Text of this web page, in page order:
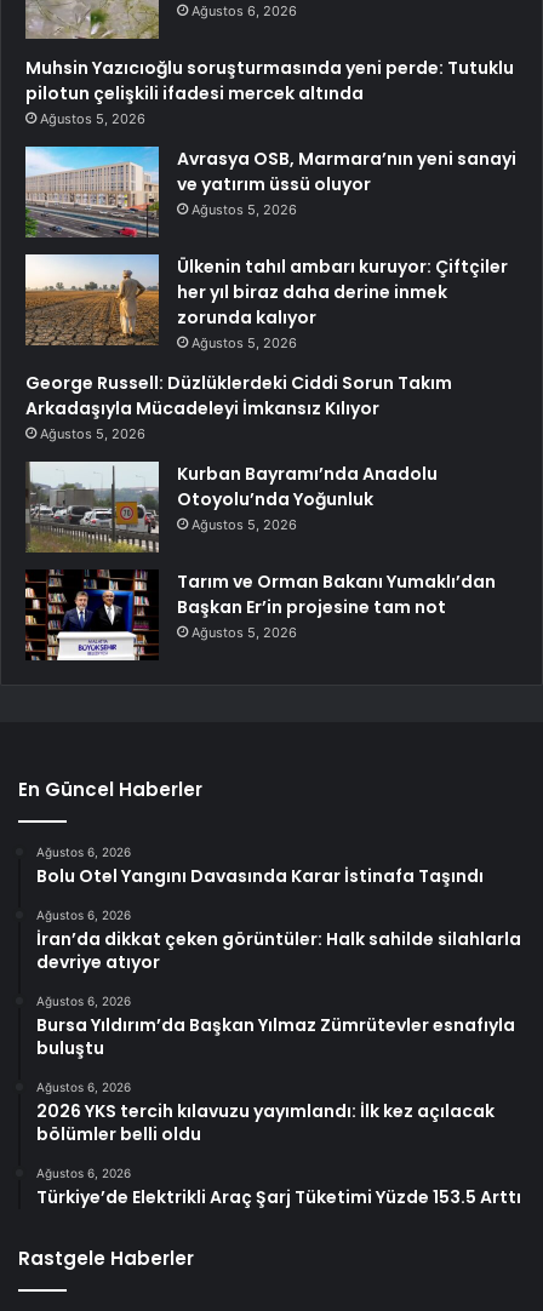
Ağustos 6, 2026
Muhsin Yazıcıoğlu soruşturmasında yeni perde: Tutuklu
pilotun çelişkili ifadesi mercek altında
Ağustos 5, 2026
Avrasya OSB, Marmara’nın yeni sanayi
ve yatırım üssü oluyor
Ağustos 5, 2026
Ülkenin tahıl ambarı kuruyor: Çiftçiler
her yıl biraz daha derine inmek
zorunda kalıyor
Ağustos 5, 2026
George Russell: Düzlüklerdeki Ciddi Sorun Takım
Arkadaşıyla Mücadeleyi İmkansız Kılıyor
Ağustos 5, 2026
Kurban Bayramı’nda Anadolu
Otoyolu’nda Yoğunluk
Ağustos 5, 2026
Tarım ve Orman Bakanı Yumaklı’dan
Başkan Er’in projesine tam not
Ağustos 5, 2026
En Güncel Haberler
Ağustos 6, 2026
Bolu Otel Yangını Davasında Karar İstinafa Taşındı
Ağustos 6, 2026
İran’da dikkat çeken görüntüler: Halk sahilde silahlarla
devriye atıyor
Ağustos 6, 2026
Bursa Yıldırım’da Başkan Yılmaz Zümrütevler esnafıyla
buluştu
Ağustos 6, 2026
2026 YKS tercih kılavuzu yayımlandı: İlk kez açılacak
bölümler belli oldu
Ağustos 6, 2026
Türkiye’de Elektrikli Araç Şarj Tüketimi Yüzde 153.5 Arttı
Rastgele Haberler